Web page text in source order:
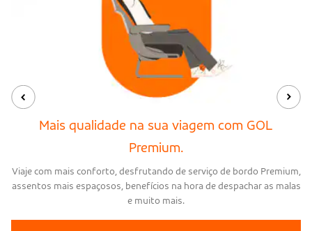
Mais qualidade na sua viagem com GOL
Premium.
Viaje com mais conforto, desfrutando de serviço de bordo Premium,
assentos mais espaçosos, benefícios na hora de despachar as malas
e muito mais.